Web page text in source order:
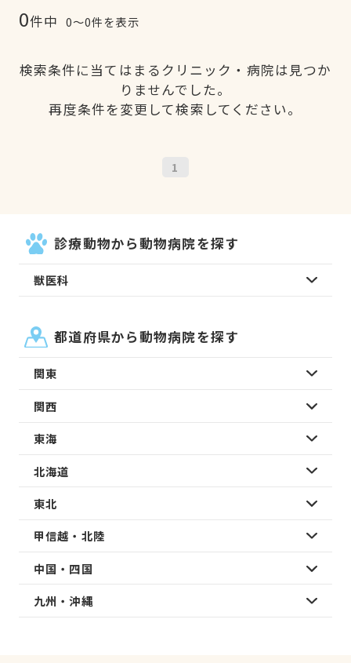
0件中 0〜0件を表示
検索条件に当てはまるクリニック・病院は見つか
りませんでした。
再度条件を変更して検索してください。
1
診療動物から動物病院を探す
獣医科
都道府県から動物病院を探す
関東
関西
東海
北海道
東北
甲信越・北陸
中国・四国
九州・沖縄